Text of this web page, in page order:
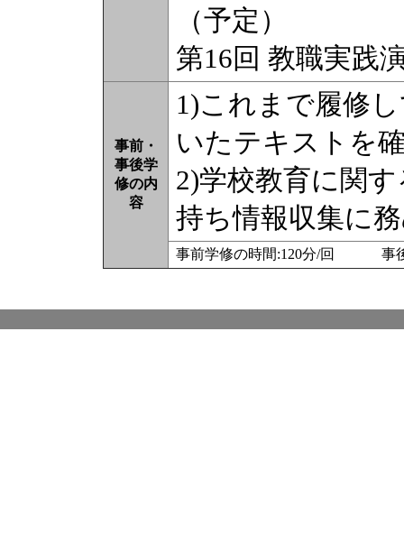
（予定）
第16回 教職実践
事前・
事後学
修の内
容
1)これまで履修
いたテキストを
2)学校教育に関
持ち情報収集に
事前学修の時間:120分/回 事後